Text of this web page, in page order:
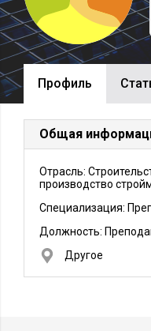
Профиль
Общая
Отрасль:
производство
Специализация:
Должность:
Другое